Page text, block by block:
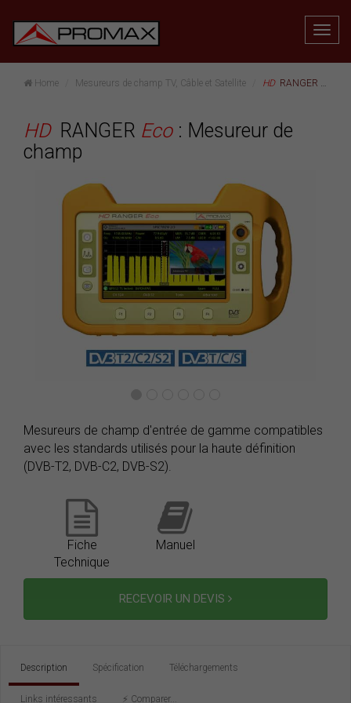
Home Mesureurs de champ TV, Câble et Satellite HD RANGER Eco
HD RANGER Eco : Mesureur de
champ
Mesureurs de champ d'entrée de gamme compatibles
avec les standards utilisés pour la haute définition
(DVB-T2, DVB-C2, DVB-S2).
Fiche
Technique
Manuel
RECEVOIR UN DEVIS
Description Spécification Téléchargements
Links intéressants ⚡️ Comparer...